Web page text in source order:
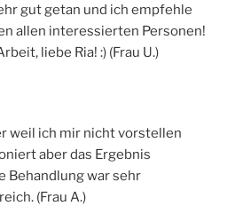
gut getan und ich empfehle
allen interessierten Personen!
liebe Ria! :) (Frau U.)
weil ich mir nicht vorstellen
aber das Ergebnis
Behandlung war sehr
(Frau A.)